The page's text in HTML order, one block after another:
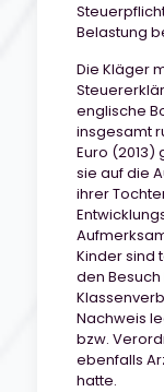
Belastung
Die Kläger
englische
insgesamt
Euro
sie auf die
ihrer
Kinder sind
den
Nachweis
bzw.
ebenfalls
hatte.